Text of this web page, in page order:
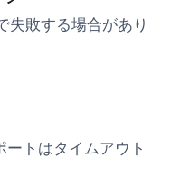
失敗する場合があり
トはタイムアウト